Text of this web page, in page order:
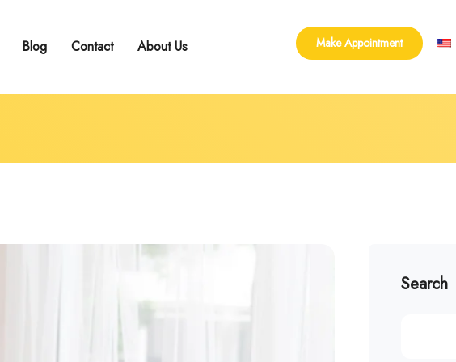
Blog Contact About Us Make Appointment
Search